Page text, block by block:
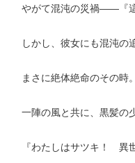
やがて混沌の災禍――『
しかし、彼女にも混沌の
まさに絶体絶命のその時。
一陣の風と共に、黒髪の
『わたしはサツキ！ 異